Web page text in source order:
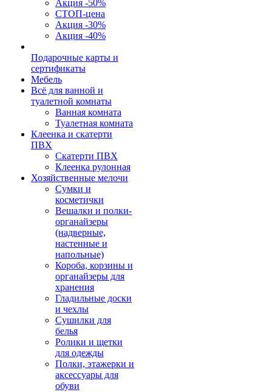
Акция -50%
СТОП-цена
Акция -30%
Акция -40%
Подарочные карты и
сертификаты
Мебель
Всё для ванной и
туалетной комнаты
Ванная комната
Туалетная комната
Клеенка и скатерти
ПВХ
Скатерти ПВХ
Клеенка рулонная
Хозяйственные мелочи
Сумки и
косметички
Вешалки и полки-
органайзеры
(надверные,
настенные и
напольные)
Короба, корзины и
органайзеры для
хранения
Гладильные доски
и чехлы
Сушилки для
белья
Ролики и щетки
для одежды
Полки, этажерки и
аксессуары для
обуви